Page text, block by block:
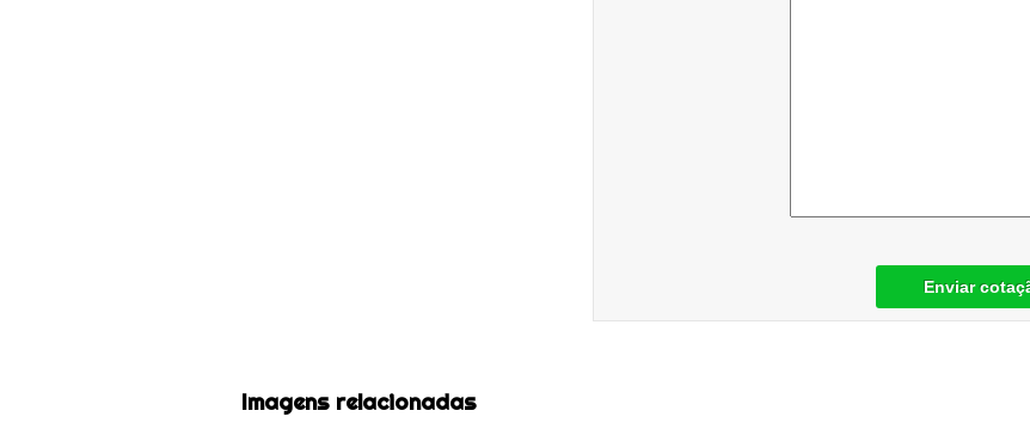
Enviar
Imagens relacionadas